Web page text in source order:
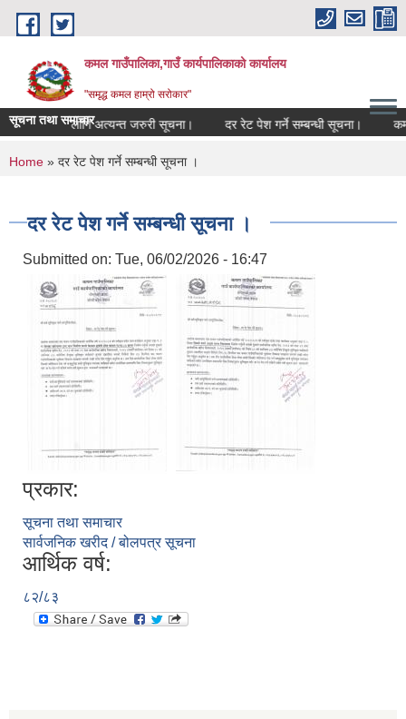
Skip to main content
कमल गाउँपालिका,गाउँ कार्यपालिकाको कार्यालय
"समृद्ध कमल हाम्रो सरोकार"
सूचना तथा समाचार
कृषकहरूका लागि अत्यन्त जरुरी सूचना। दर रेट पेश गर्ने सम्बन्धी सूचना।
You are here
Home » दर रेट पेश गर्ने सम्बन्धी सूचना ।
दर रेट पेश गर्ने सम्बन्धी सूचना ।
Submitted on: Tue, 06/02/2026 - 16:47
प्रकार:
सूचना तथा समाचार
सार्वजनिक खरीद / बोलपत्र सूचना
आर्थिक वर्ष:
८२/८३